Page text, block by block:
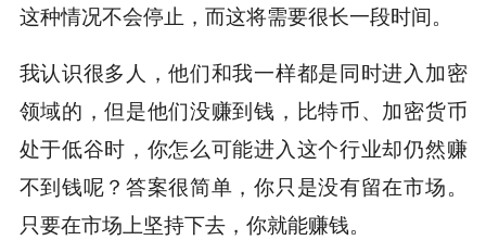
这种情况不会停止，而这将需要很长一段时间。
我认识很多人，他们和我一样都是同时进入加密
领域的，但是他们没赚到钱，比特币、加密货币
处于低谷时，你怎么可能进入这个行业却仍然赚
不到钱呢？答案很简单，你只是没有留在市场。
只要在市场上坚持下去，你就能赚钱。